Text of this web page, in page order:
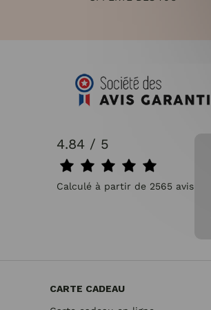
4.84 / 5
Calculé à partir de 2565 avis.
31/07/2026
CARTE CADEAU